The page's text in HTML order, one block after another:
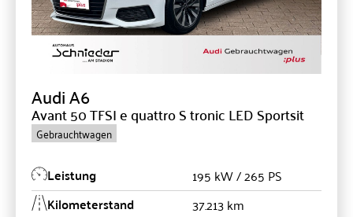
AudiA6
Avant 50 TFSI e quattro S tronic LED Sportsit
Gebrauchtwagen
Leistung 195 kW / 265 PS
Kilometerstand 37.213 km